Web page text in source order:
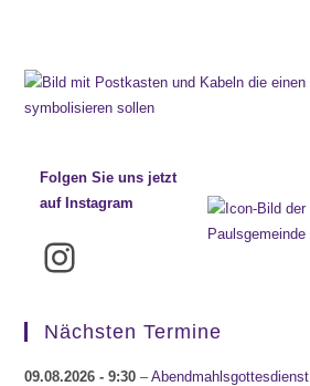
Folgen Sie uns jetzt
auf Instagram
Instagram
Nächsten Termine
09.08.2026 - 9:30 –Abendmahlsgottesdienst